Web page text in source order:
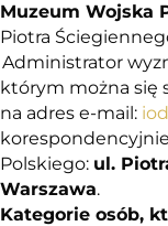
Muzeum Wojska
Piotra
Administrator
którym można się
na adres e-mail:
Polskiego: ul.
Warszawa.
Kategorie osób,